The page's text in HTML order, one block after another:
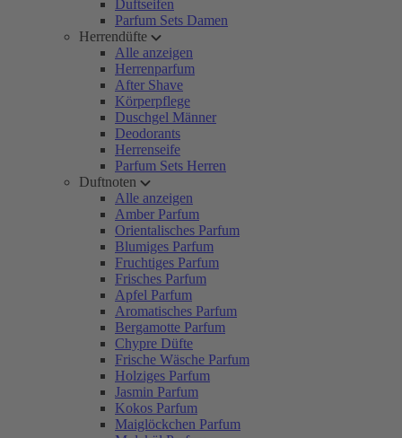
Duftseifen
Parfum Sets Damen
Herrendüfte
Alle anzeigen
Herrenparfum
After Shave
Körperpflege
Duschgel Männer
Deodorants
Herrenseife
Parfum Sets Herren
Duftnoten
Alle anzeigen
Amber Parfum
Orientalisches Parfum
Blumiges Parfum
Fruchtiges Parfum
Frisches Parfum
Apfel Parfum
Aromatisches Parfum
Bergamotte Parfum
Chypre Düfte
Frische Wäsche Parfum
Holziges Parfum
Jasmin Parfum
Kokos Parfum
Maiglöckchen Parfum